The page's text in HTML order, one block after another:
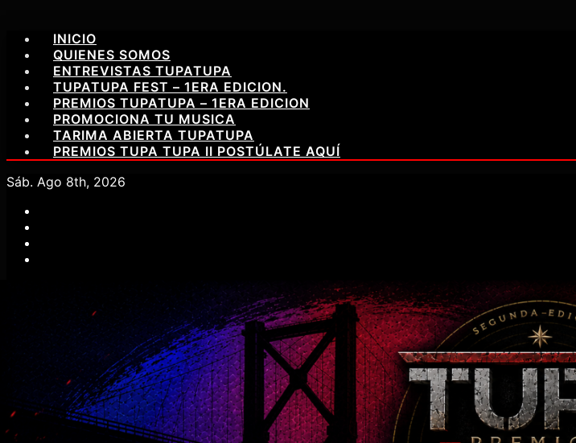
contenido
INICIO
QUIENES SOMOS
ENTREVISTAS TUPATUPA
TUPATUPA FEST – 1ERA EDICION.
PREMIOS TUPATUPA – 1ERA EDICION
PROMOCIONA TU MUSICA
TARIMA ABIERTA TUPATUPA
PREMIOS TUPA TUPA II POSTÚLATE AQUÍ
Sáb. Ago 8th, 2026